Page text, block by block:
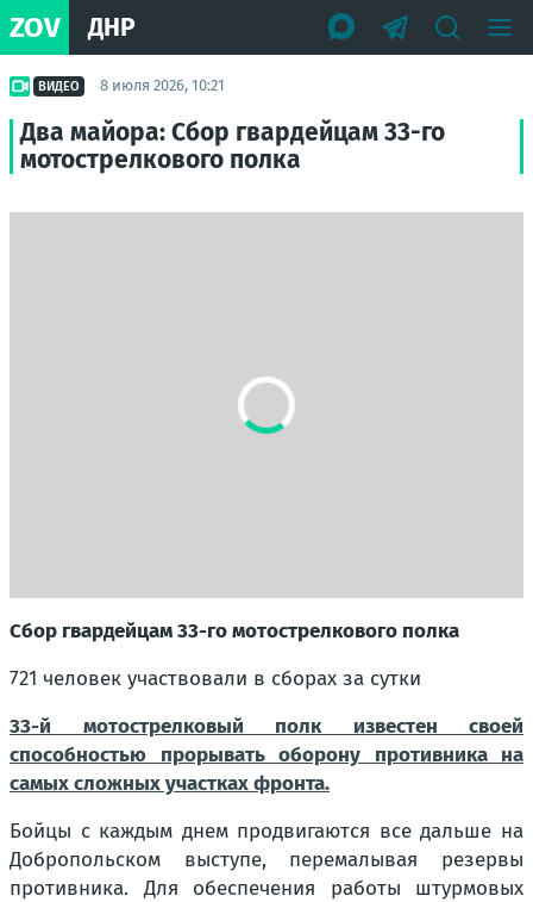
ZOV ДНР
ВИДЕО 8 июля 2026, 10:21
Два майора: Сбор гвардейцам 33-го
мотострелкового полка
Сбор гвардейцам 33-го мотострелкового полка
721 человек участвовали в сборах за сутки
33-й мотострелковый полк известен своей
способностью прорывать оборону противника на
самых сложных участках фронта.
Бойцы с каждым днем продвигаются все дальше на
Добропольском выступе, перемалывая резервы
противника. Для обеспечения работы штурмовых